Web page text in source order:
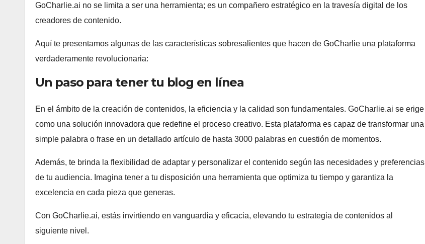
GoCharlie.ai no se limita a ser una herramienta; es un compañero estratégico en la travesía digital de los
creadores de contenido.
Aquí te presentamos algunas de las características sobresalientes que hacen de GoCharlie una plataforma
verdaderamente revolucionaria:
Un paso para tener tu blog en línea
En el ámbito de la creación de contenidos, la eficiencia y la calidad son fundamentales. GoCharlie.ai se erige
como una solución innovadora que redefine el proceso creativo. Esta plataforma es capaz de transformar una
simple palabra o frase en un detallado artículo de hasta 3000 palabras en cuestión de momentos.
Además, te brinda la flexibilidad de adaptar y personalizar el contenido según las necesidades y preferencias
de tu audiencia. Imagina tener a tu disposición una herramienta que optimiza tu tiempo y garantiza la
excelencia en cada pieza que generas.
Con GoCharlie.ai, estás invirtiendo en vanguardia y eficacia, elevando tu estrategia de contenidos al
siguiente nivel.